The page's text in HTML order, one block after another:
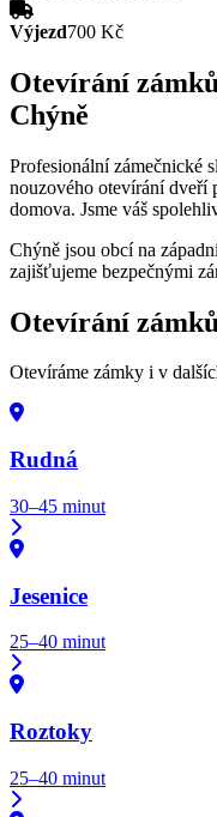
Výjezd700 Kč
Otevírání
Chýně
Profesionální zámečnické
nouzového otevírání dveří
domova. Jsme váš
Chýně jsou obcí na
zajišťujeme bezpečnými
Otevírání
Otevíráme zámky i v
Rudná
30–45 minut
Jesenice
25–40 minut
Roztoky
25–40 minut